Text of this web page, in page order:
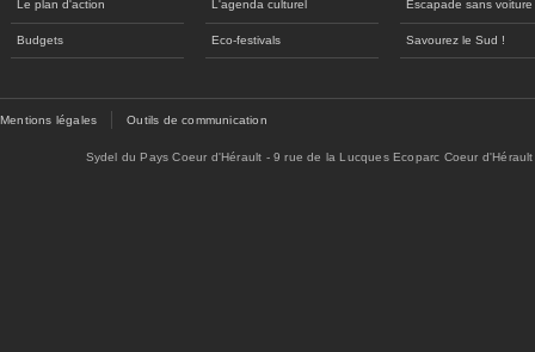
Le plan d'action
Budgets
L'agenda culturel
Eco-festivals
Escapade sans voiture
Savourez le Sud !
Mentions légales Outils de communication
Sydel du Pays Coeur d'Hérault - 9 rue de la Lucques Ecoparc Coeur